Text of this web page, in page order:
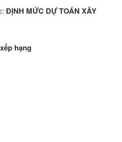
ĐỊNH MỨC DỰ TOÁN XÂY
hạng